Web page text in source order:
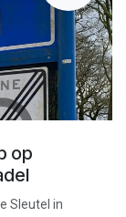
op
Sleutel in